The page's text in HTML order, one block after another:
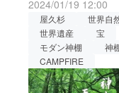
棚プロジェ
開！
2024/01/19 12:00
屋久杉
世界自
世界遺産
宝
モダン神棚
神
CAMPFIRE